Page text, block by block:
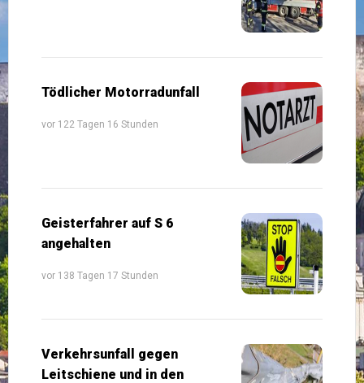
Tödlicher Motorradunfall
vor 122 Tagen 16 Stunden
Geisterfahrer auf S 6
angehalten
vor 138 Tagen 17 Stunden
Verkehrsunfall gegen
Leitschiene und in den